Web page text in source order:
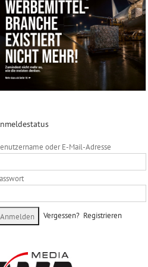
oder E-Mail-Adresse
Vergessen? Registrieren